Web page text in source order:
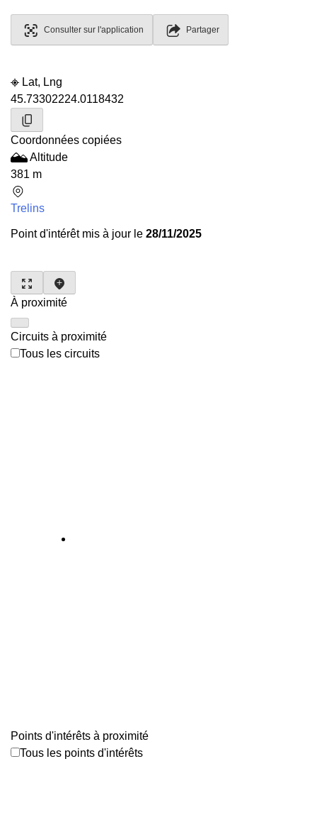
Consulter sur l'application Partager
Lat, Lng
45.73302224.0118432
Coordonnées copiées
Altitude
381 m
Trelins
Point d'intérêt mis à jour le 28/11/2025
À proximité
Circuits à proximité
Tous les circuits
Points d'intérêts à proximité
Tous les points d'intérêts